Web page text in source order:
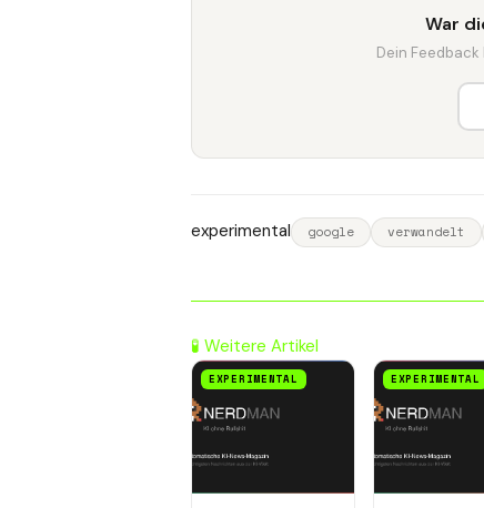
War
Dein
experimental google verwandelt
🧪 Weitere Artikel
EXPERIMENTAL EXPERIMENTAL